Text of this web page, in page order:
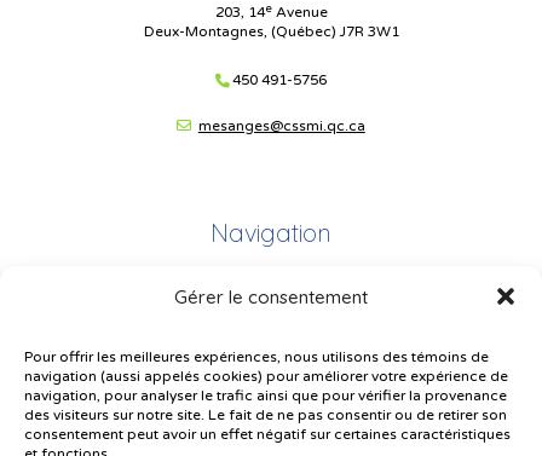
Gérer le consentement
Pour offrir les meilleures expériences, nous utilisons des témoins de
navigation (aussi appelés cookies) pour améliorer votre expérience de
navigation, pour analyser le trafic ainsi que pour vérifier la provenance
des visiteurs sur notre site. Le fait de ne pas consentir ou de retirer son
consentement peut avoir un effet négatif sur certaines caractéristiques
203, 14eAvenue
Deux-Montagnes, (Québec) J7R 3W1
450 491-5756
mesanges@cssmi.qc.ca
Navigation
Plan du site
Plainte – service à l’élève
Politique de confidentialité